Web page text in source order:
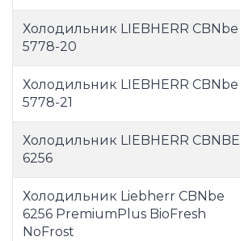
Холодильник LIEBHERR CBNbe
5778-20
Холодильник LIEBHERR CBNbe
5778-21
Холодильник LIEBHERR CBNBE
6256
Холодильник Liebherr CBNbe
6256 PremiumPlus BioFresh
NoFrost